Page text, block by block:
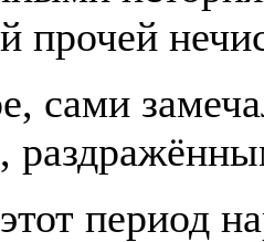
прочей
сами
период